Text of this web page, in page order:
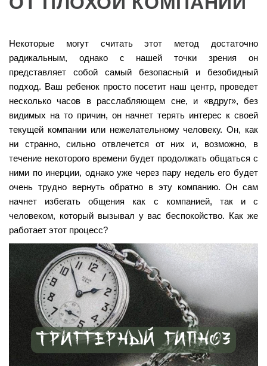
Некоторые могут считать этот метод достаточно
радикальным, однако с нашей точки зрения он
представляет собой самый безопасный и безобидный
подход. Ваш ребенок просто посетит наш центр, проведет
несколько часов в расслабляющем сне, и «вдруг», без
видимых на то причин, он начнет терять интерес к своей
текущей компании или нежелательному человеку. Он, как
ни странно, сильно отвлечется от них и, возможно, в
течение некоторого времени будет продолжать общаться с
ними по инерции, однако уже через пару недель его будет
очень трудно вернуть обратно в эту компанию. Он сам
начнет избегать общения как с компанией, так и с
человеком, который вызывал у вас беспокойство. Как же
работает этот процесс?